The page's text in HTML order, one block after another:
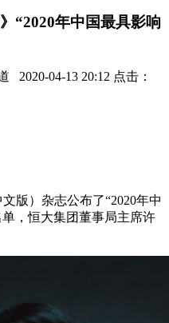
“2020年中国最具影响
2020-04-13 20:12 点击：
版）杂志公布了“2020年中
，恒大集团董事局主席许